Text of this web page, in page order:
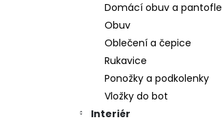
Domácí obuv a pantofle
Obuv
Oblečení a čepice
Rukavice
Ponožky a podkolenky
Vložky do bot
Interiér